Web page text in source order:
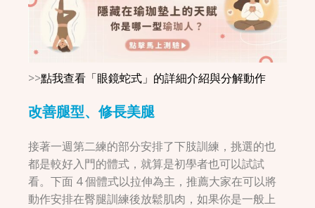
>>點我查看「眼鏡蛇式」的詳細介紹與分解動作
改善腿型、修長美腿
接著一週第二練的部分安排了下肢訓練，挑選的也
都是較好入門的體式，就算是初學者也可以試試
看。下面 4 個體式以拉伸為主，推薦大家在可以將
動作安排在臀腿訓練後放鬆肌肉，如果你是一般上